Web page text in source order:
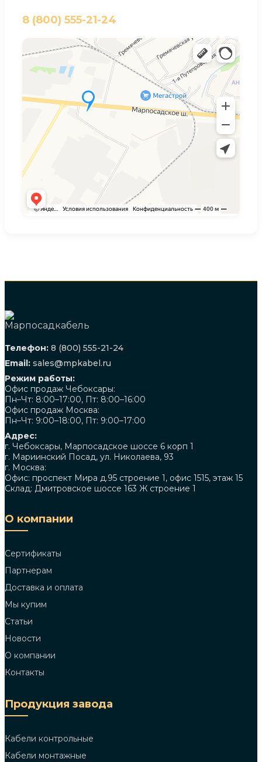
8 (800) 555-21-24
Телефон: 8 (800) 555-21-24
Email: sales@mpkabel.ru
Режим работы:
Офис продаж Чебоксары:
Пн–Чт: 8:00–17:00, Пт: 8:00–16:00
Офис продаж Москва:
Пн–Чт: 9:00–18:00, Пт: 9:00–17:00
Адрес:
г. Чебоксары, Марпосадское шоссе 6 корп 1
г. Мариинский Посад, ул. Николаева, 93
г. Москва:
Офис: проспект Мира д.95 строение 1, офис 1515, этаж 15
Склад: Дмитровское шоссе 163 Ж строение 1
О компании
Сертификаты
Партнерам
Доставка и оплата
Мы купим
Статьи
Новости
О компании
Контакты
Продукция завода
Кабели контрольные
Кабели монтажные